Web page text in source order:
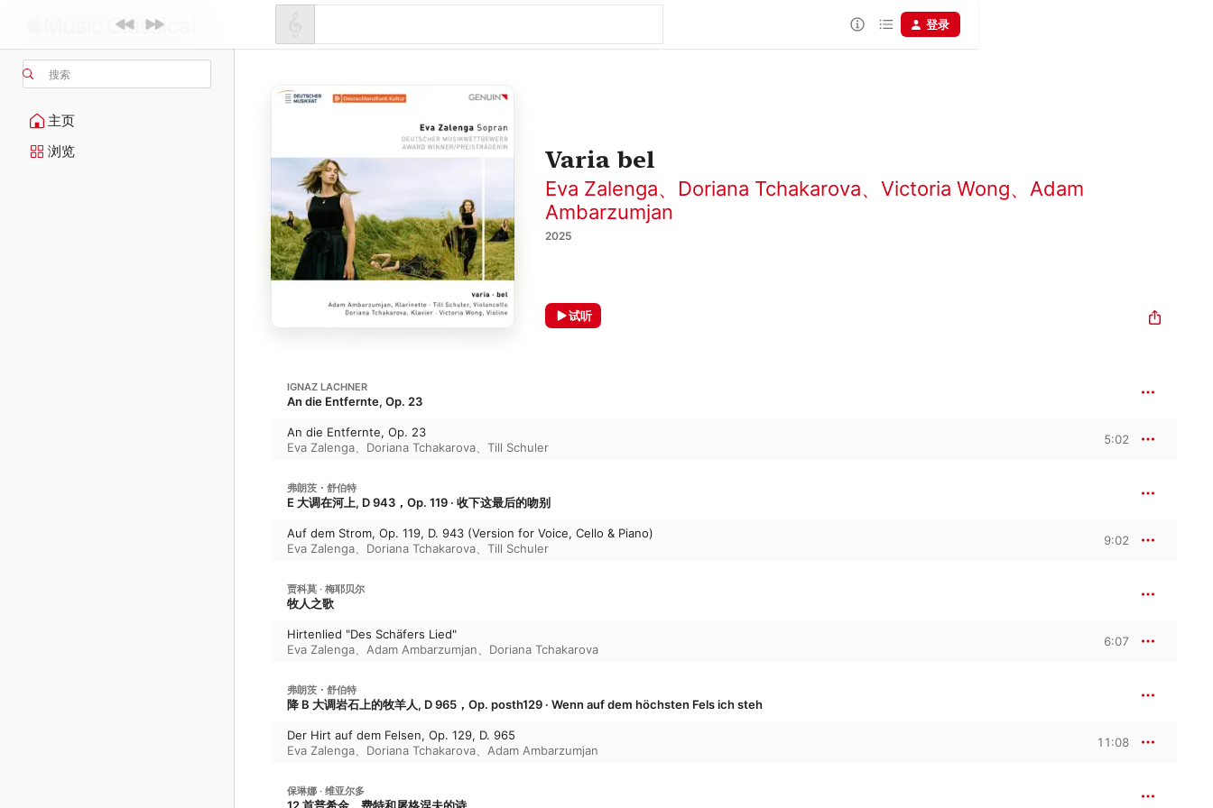
搜索
主页
浏览
登录
Varia bel
Eva Zalenga、 Doriana Tchakarova、 Victoria Wong、 Adam
Ambarzumjan
2025
试听
IGNAZ LACHNER
An die Entfernte, Op. 23
An die Entfernte, Op. 23
Eva Zalenga
Doriana Tchakarova Till Schuler
5:02
弗朗茨・舒伯特
E 大调在河上, D 943，Op. 119 · 收下这最后的吻别
Auf dem Strom, Op. 119, D. 943 (Version for Voice, Cello & Piano)
Eva Zalenga
Doriana Tchakarova Till Schuler
9:02
贾科莫 · 梅耶贝尔
牧人之歌
Hirtenlied "Des Schäfers Lied"
Eva Zalenga
Adam Ambarzumjan Doriana Tchakarova
6:07
弗朗茨・舒伯特
降 B 大调岩石上的牧羊人, D 965，Op. posth129 · Wenn auf dem höchsten Fels ich steh
Der Hirt auf dem Felsen, Op. 129, D. 965
Eva Zalenga
Doriana Tchakarova Adam Ambarzumjan
11:08
保琳娜 · 维亚尔多